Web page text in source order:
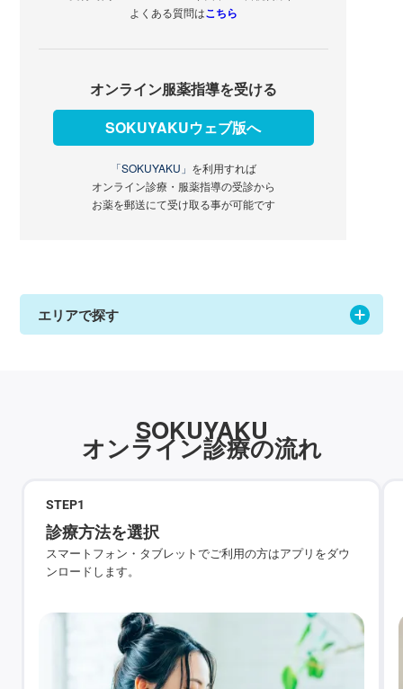
よくある質問はこちら
オンライン服薬指導を受ける
SOKUYAKUウェブ版へ
「SOKUYAKU」 を利用すれば
オンライン診療・服薬指導の受診から
お薬を郵送にて受け取る事が可能です
エリアで探す
SOKUYAKU
オンライン診療の流れ
STEP1
診療方法を選択
スマートフォン・タブレットでご利用の方はアプリをダウ
ンロードします。